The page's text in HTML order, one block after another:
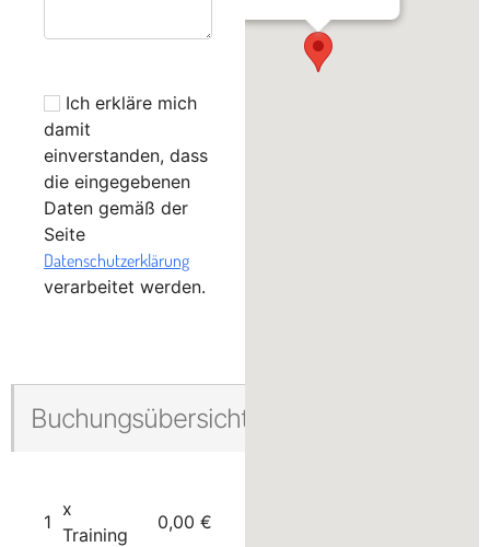
Ich erkläre mich
damit
einverstanden, dass
die eingegebenen
Daten gemäß der
Seite
Datenschutzerklärung
verarbeitet werden.
Buchungsübersicht
1
x
Training
0,00 €